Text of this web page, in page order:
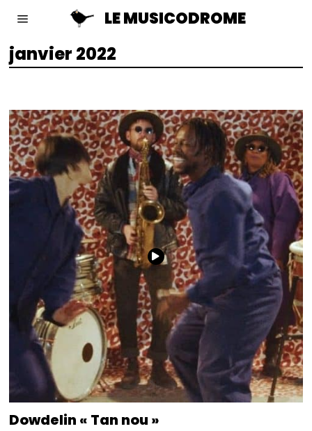
LE MUSICODROME
janvier 2022
Dowdelin « Tan nou »